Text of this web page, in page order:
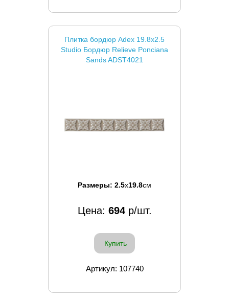
Плитка бордюр Adex 19.8x2.5
Studio Бордюр Relieve Ponciana
Sands ADST4021
Размеры: 2.5x19.8см
Цена: 694р/шт.
Купить
Артикул: 107740